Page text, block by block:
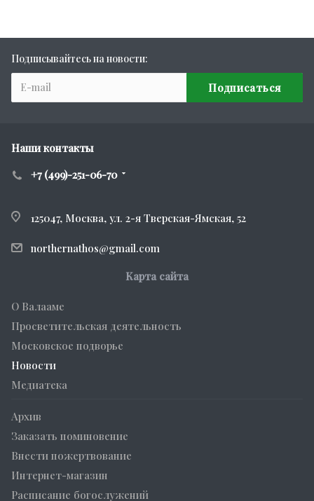
Подписывайтесь на новости:
Наши контакты
+7 (499)-251-06-70
125047, Москва, ул. 2-я Тверская-Ямская, 52
northernathos@gmail.com
Карта сайта
О Валааме
Просветительская деятельность
Московское подворье
Новости
Медиатека
Архив
Заказать поминовение
Внести пожертвование
Интернет-магазин
Расписание богослужений